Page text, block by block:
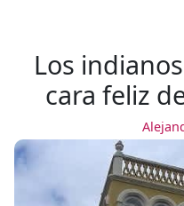
Los
cara feliz